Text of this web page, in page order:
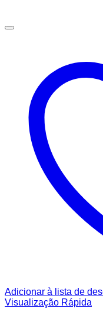
Adicionar à lista de
Visualização Rápida